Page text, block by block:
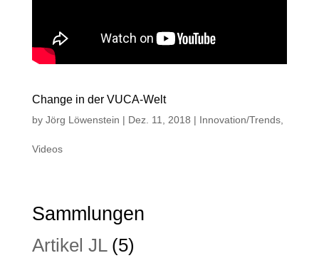
Change in der VUCA-Welt
by Jörg Löwenstein | Dez. 11, 2018 | Innovation/Trends,
Videos
Sammlungen
Artikel JL(5)